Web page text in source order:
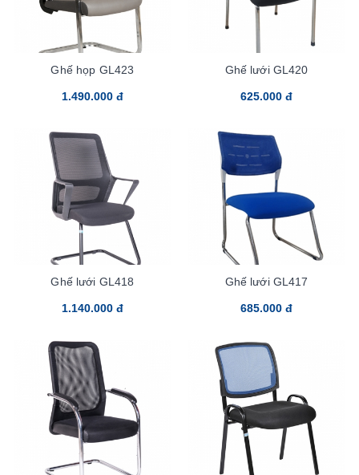
Ghế họp GL423
1.490.000 đ
Ghế lưới GL420
625.000 đ
Ghế lưới GL418
1.140.000 đ
Ghế lưới GL417
685.000 đ